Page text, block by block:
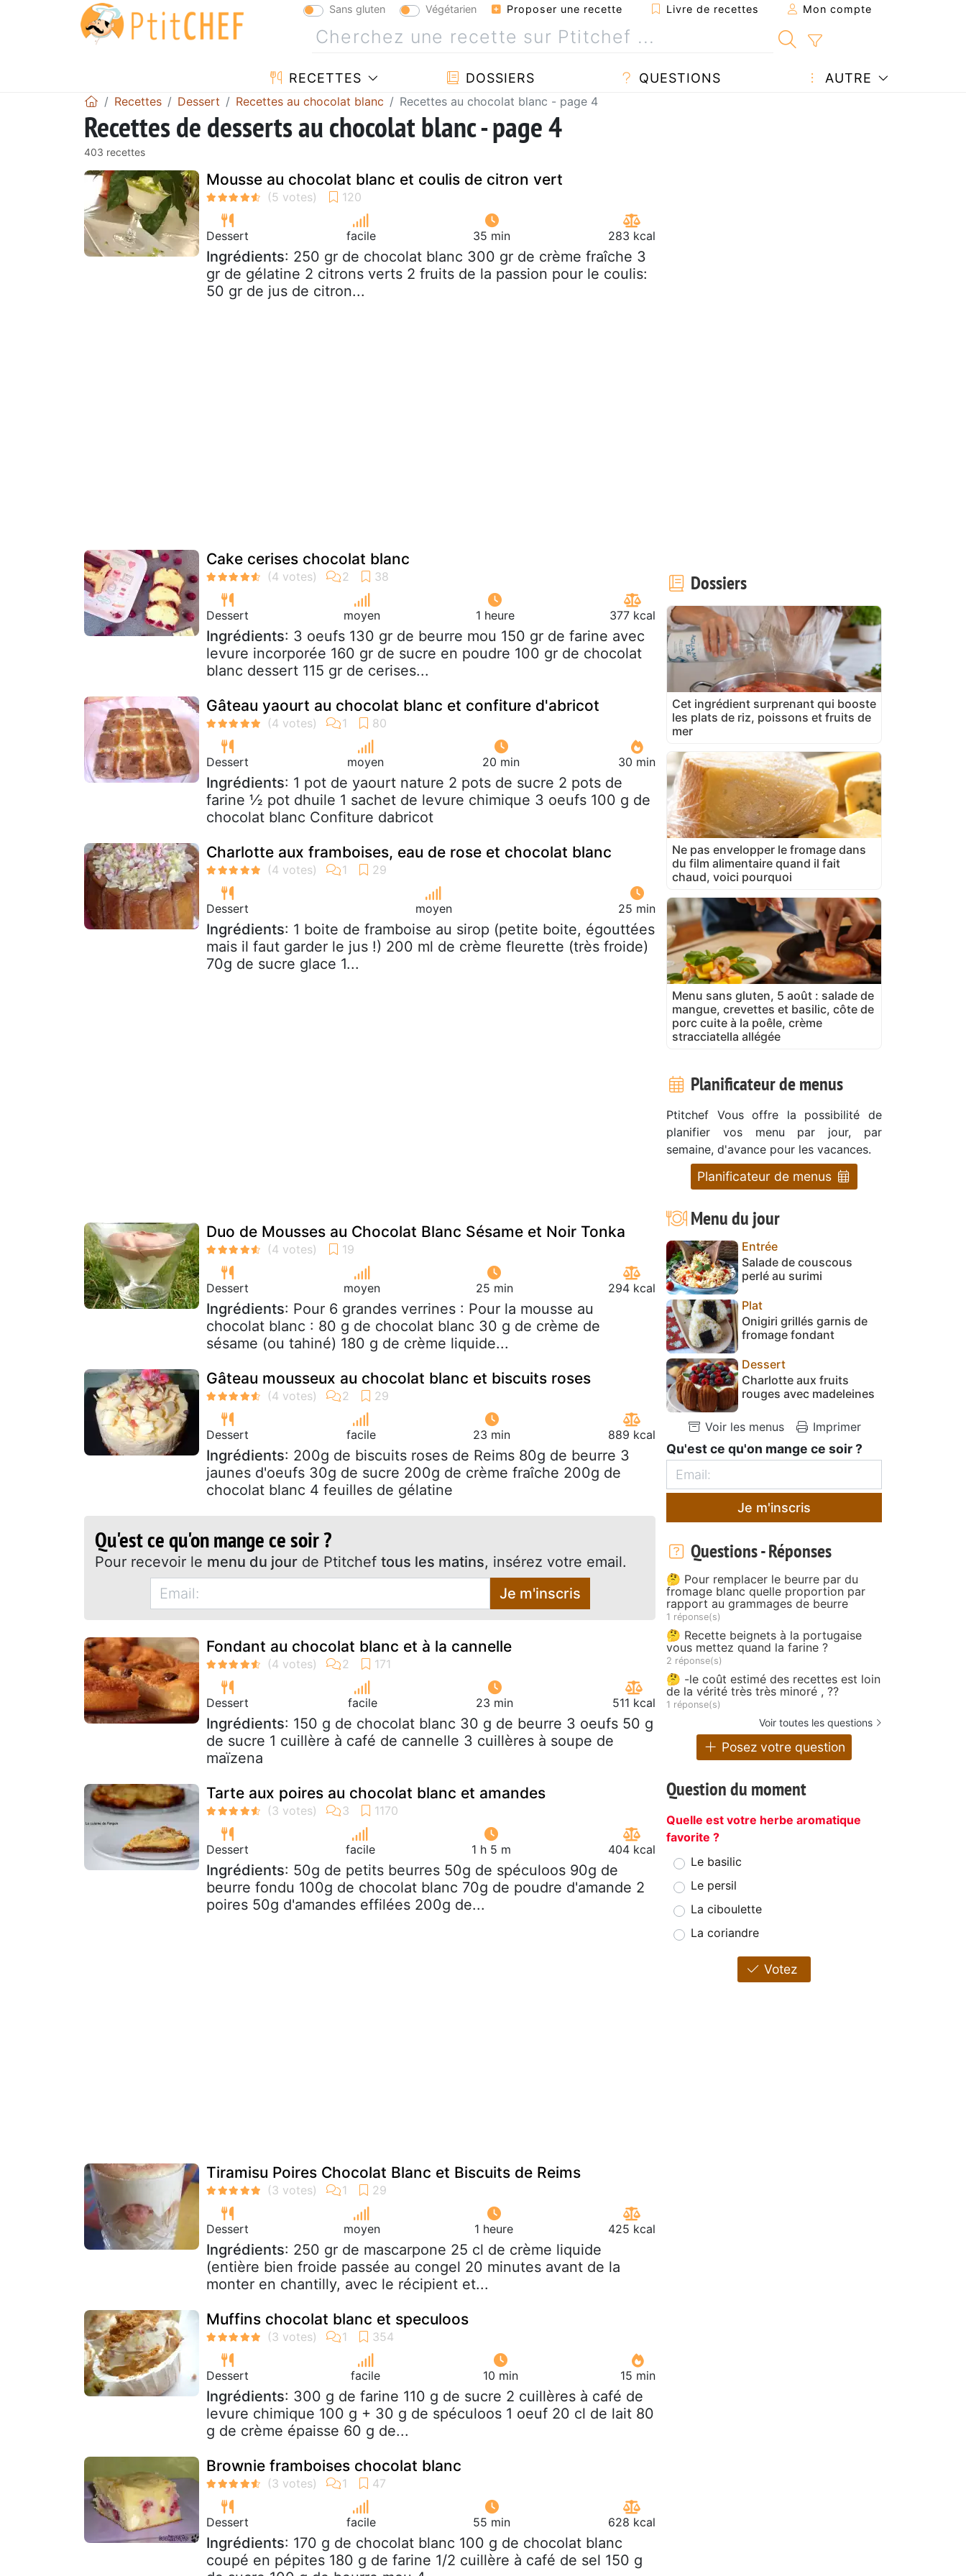
Sans gluten Végétarien Proposer une recette Livre de recettes Mon compte
RECETTES DOSSIERS QUESTIONS AUTRE
Recettes Dessert Recettes au chocolat blanc Recettes au chocolat blanc - page 4
Recettes de desserts au chocolat blanc - page 4
403 recettes
Mousse au chocolat blanc et coulis de citron vert
Dessert facile 35 min 283 kcal
Ingrédients: 250 gr de chocolat blanc 300 gr de crème fraîche 3
gr de gélatine 2 citrons verts 2 fruits de la passion pour le coulis:
50 gr de jus de citron...
Cake cerises chocolat blanc
Dessert moyen 1 heure 377 kcal
Ingrédients: 3 oeufs 130 gr de beurre mou 150 gr de farine avec
levure incorporée 160 gr de sucre en poudre 100 gr de chocolat
blanc dessert 115 gr de cerises...
Gâteau yaourt au chocolat blanc et confiture d'abricot
Dessert moyen 20 min 30 min
Ingrédients: 1 pot de yaourt nature 2 pots de sucre 2 pots de
farine ½ pot dhuile 1 sachet de levure chimique 3 oeufs 100 g de
chocolat blanc Confiture dabricot
Charlotte aux framboises, eau de rose et chocolat blanc
Dessert moyen 25 min
Ingrédients: 1 boite de framboise au sirop (petite boite, égouttées
mais il faut garder le jus !) 200 ml de crème fleurette (très froide)
70g de sucre glace 1...
Duo de Mousses au Chocolat Blanc Sésame et Noir Tonka
Dessert moyen 25 min 294 kcal
Ingrédients: Pour 6 grandes verrines : Pour la mousse au
chocolat blanc : 80 g de chocolat blanc 30 g de crème de
sésame (ou tahiné) 180 g de crème liquide...
Gâteau mousseux au chocolat blanc et biscuits roses
Dessert facile 23 min 889 kcal
Ingrédients: 200g de biscuits roses de Reims 80g de beurre 3
jaunes d'oeufs 30g de sucre 200g de crème fraîche 200g de
chocolat blanc 4 feuilles de gélatine
Qu'est ce qu'on mange ce soir ?
Pour recevoir le menu du jour de Ptitchef tous les matins, insérez votre email.
Je m'inscris
Fondant au chocolat blanc et à la cannelle
Dessert facile 23 min 511 kcal
Ingrédients: 150 g de chocolat blanc 30 g de beurre 3 oeufs 50 g
de sucre 1 cuillère à café de cannelle 3 cuillères à soupe de
maïzena
Tarte aux poires au chocolat blanc et amandes
Dessert facile 1 h 5 m 404 kcal
Ingrédients: 50g de petits beurres 50g de spéculoos 90g de
beurre fondu 100g de chocolat blanc 70g de poudre d'amande 2
poires 50g d'amandes effilées 200g de...
Tiramisu Poires Chocolat Blanc et Biscuits de Reims
Dessert moyen 1 heure 425 kcal
Ingrédients: 250 gr de mascarpone 25 cl de crème liquide
(entière bien froide passée au congel 20 minutes avant de la
monter en chantilly, avec le récipient et...
Muffins chocolat blanc et speculoos
Dessert facile 10 min 15 min
Ingrédients: 300 g de farine 110 g de sucre 2 cuillères à café de
levure chimique 100 g + 30 g de spéculoos 1 oeuf 20 cl de lait 80
g de crème épaisse 60 g de...
Brownie framboises chocolat blanc
Dessert facile 55 min 628 kcal
Ingrédients: 170 g de chocolat blanc 100 g de chocolat blanc
coupé en pépites 180 g de farine 1/2 cuillère à café de sel 150 g
Dossiers
Cet ingrédient surprenant qui booste
les plats de riz, poissons et fruits de
mer
Ne pas envelopper le fromage dans
du film alimentaire quand il fait
chaud, voici pourquoi
Menu sans gluten, 5 août : salade de
mangue, crevettes et basilic, côte de
porc cuite à la poêle, crème
stracciatella allégée
Planificateur de menus
Ptitchef Vous offre la possibilité de
planifier vos menu par jour, par
semaine, d'avance pour les vacances.
Planificateur de menus
Menu du jour
Entrée
Salade de couscous
perlé au surimi
Plat
Onigiri grillés garnis de
fromage fondant
Dessert
Charlotte aux fruits
rouges avec madeleines
Voir les menus Imprimer
Qu'est ce qu'on mange ce soir ?
Je m'inscris
Questions - Réponses
🤔 Pour remplacer le beurre par du
fromage blanc quelle proportion par
rapport au grammages de beurre
1 réponse(s)
🤔 Recette beignets à la portugaise
vous mettez quand la farine ?
2 réponse(s)
🤔 -le coût estimé des recettes est loin
de la vérité très très minoré , ??
1 réponse(s)
Voir toutes les questions
Posez votre question
Question du moment
Quelle est votre herbe aromatique
favorite ?
Le basilic
Le persil
La ciboulette
La coriandre
Votez